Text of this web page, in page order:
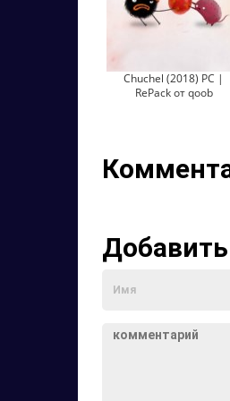
Chuchel (2018) PC |
RePack от qoob